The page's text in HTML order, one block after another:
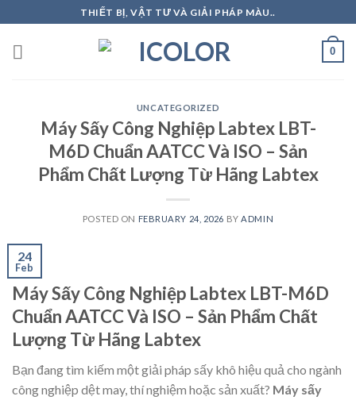
to
content
THIẾT BỊ, VẬT TƯ VÀ GIẢI PHÁP MÀU..
0
UNCATEGORIZED
Máy Sấy Công Nghiệp Labtex LBT-
M6D Chuẩn AATCC Và ISO – Sản
Phẩm Chất Lượng Từ Hãng Labtex
POSTED ON FEBRUARY 24, 2026 BY ADMIN
24
Feb
Máy Sấy Công Nghiệp Labtex LBT-M6D
Chuẩn AATCC Và ISO – Sản Phẩm Chất
Lượng Từ Hãng Labtex
Bạn đang tìm kiếm một giải pháp sấy khô hiệu quả cho ngành
công nghiệp dệt may, thí nghiệm hoặc sản xuất? Máy sấy